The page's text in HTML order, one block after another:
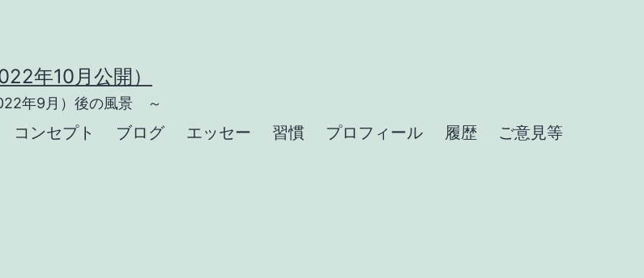
年10月公開）
年9月）後の風景 ～
コンセプト ブログ エッセー 習慣 プロフィール 履歴 ご意見等